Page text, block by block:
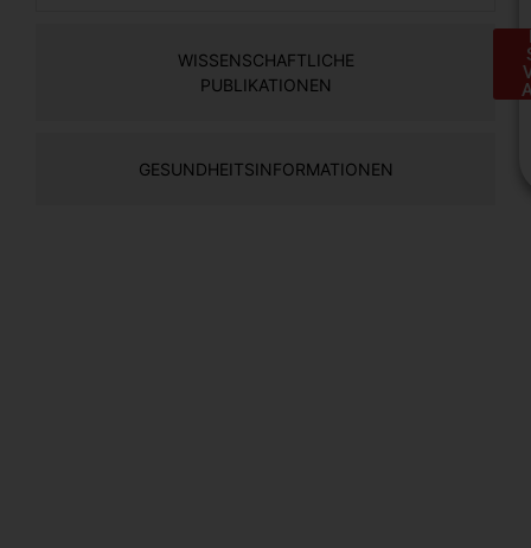
WISSENSCHAFTLICHE
PUBLIKATIONEN
GESUNDHEITSINFORMATIONEN